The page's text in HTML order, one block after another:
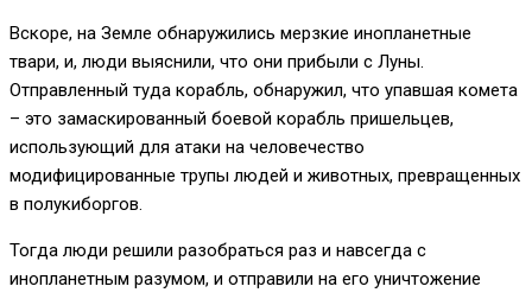
Вскоре, на Земле обнаружились мерзкие инопланетные
твари, и, люди выяснили, что они прибыли с Луны.
Отправленный туда корабль, обнаружил, что упавшая комета
– это замаскированный боевой корабль пришельцев,
использующий для атаки на человечество
модифицированные трупы людей и животных, превращенных
в полукиборгов.
Тогда люди решили разобраться раз и навсегда с
инопланетным разумом, и отправили на его уничтожение